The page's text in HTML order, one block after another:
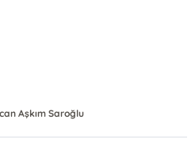
Aşkım Saroğlu